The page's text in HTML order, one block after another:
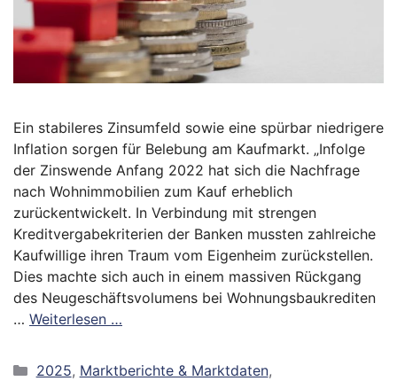
Ein stabileres Zinsumfeld sowie eine spürbar niedrigere
Inflation sorgen für Belebung am Kaufmarkt. „Infolge
der Zinswende Anfang 2022 hat sich die Nachfrage
nach Wohnimmobilien zum Kauf erheblich
zurückentwickelt. In Verbindung mit strengen
Kreditvergabekriterien der Banken mussten zahlreiche
Kaufwillige ihren Traum vom Eigenheim zurückstellen.
Dies machte sich auch in einem massiven Rückgang
des Neugeschäftsvolumens bei Wohnungsbaukrediten
… Weiterlesen …
Kategorien
2025, Marktberichte & Marktdaten,